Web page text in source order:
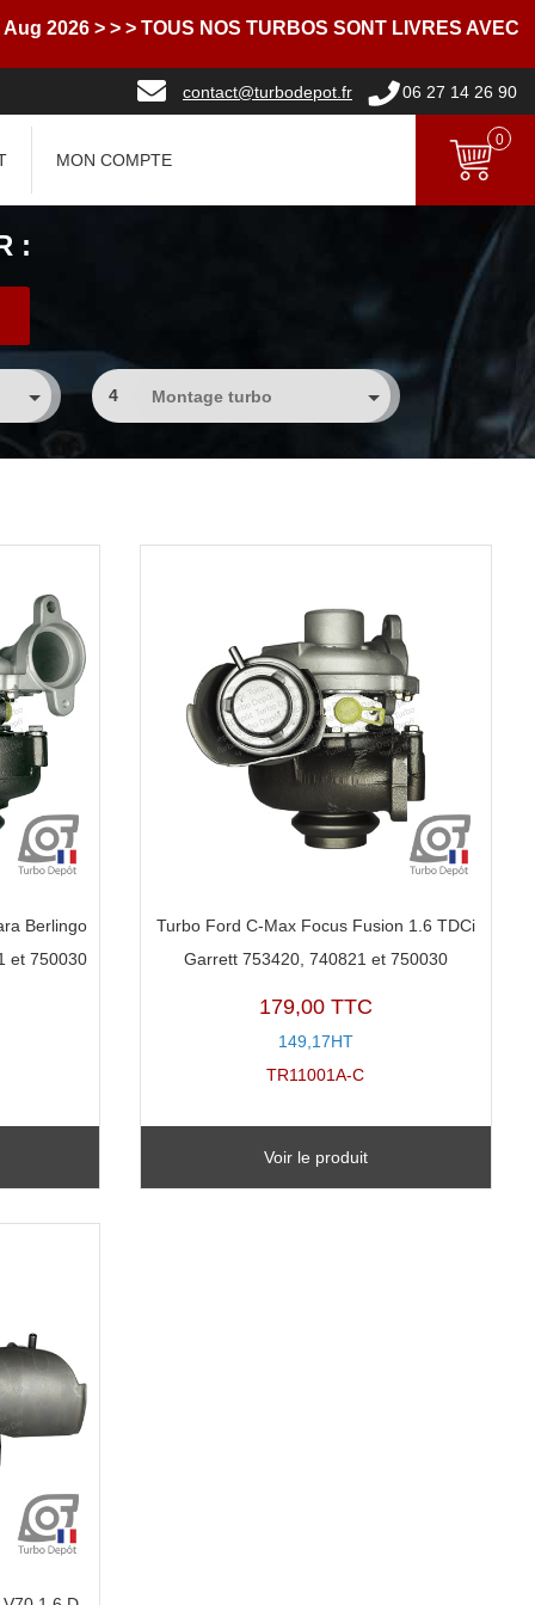
> > > TOUS NOS TURBOS SONT LIVRES AVEC
contact@turbodepot.fr 06 27 14 26 90
MON COMPTE
0
:
4
Berlingo
et 750030
Turbo Ford C-Max Focus Fusion 1.6 TDCi
Garrett 753420, 740821 et 750030
179,00 TTC
149,17HT
TR11001A-C
Voir le produit